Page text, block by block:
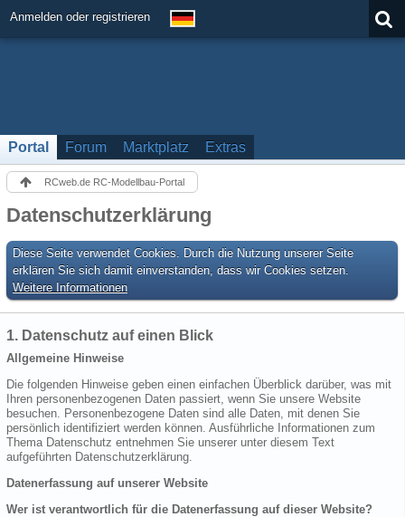
Anmelden oder registrieren
Portal Forum Marktplatz Extras
RCweb.de RC-Modellbau-Portal
Datenschutzerklärung
Diese Seite verwendet Cookies. Durch die Nutzung unserer Seite
erklären Sie sich damit einverstanden, dass wir Cookies setzen.
Weitere Informationen
1. Datenschutz auf einen Blick
Allgemeine Hinweise
Die folgenden Hinweise geben einen einfachen Überblick darüber, was mit
Ihren personenbezogenen Daten passiert, wenn Sie unsere Website
besuchen. Personenbezogene Daten sind alle Daten, mit denen Sie
persönlich identifiziert werden können. Ausführliche Informationen zum
Thema Datenschutz entnehmen Sie unserer unter diesem Text
aufgeführten Datenschutzerklärung.
Datenerfassung auf unserer Website
Wer ist verantwortlich für die Datenerfassung auf dieser Website?